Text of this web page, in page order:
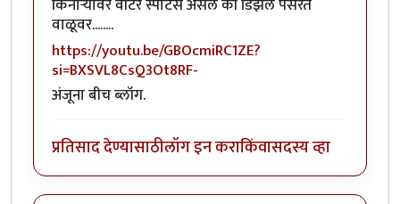
किनाऱ्यावर वॉटर स्पोर्टस असले की डिझेल पसरते
वाळूवर........
https://youtu.be/GBOcmiRC1ZE?
si=BXSVL8CsQ3Ot8RF-
अंजूना बीच ब्लॉग.
प्रतिसाद देण्यासाठीलॉग इन कराकिंवासदस्य व्हा